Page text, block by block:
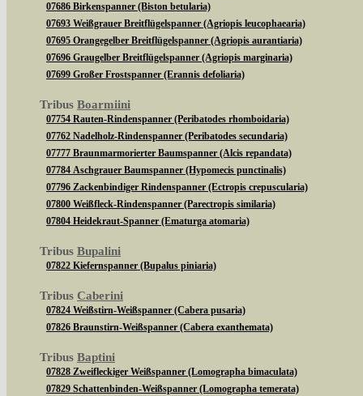
07686 Birkenspanner (Biston betularia)
07693 Weißgrauer Breitflügelspanner (Agriopis leucophaearia)
07695 Orangegelber Breitflügelspanner (Agriopis aurantiaria)
07696 Graugelber Breitflügelspanner (Agriopis marginaria)
07699 Großer Frostspanner (Erannis defoliaria)
Tribus Boarmiini
07754 Rauten-Rindenspanner (Peribatodes rhomboidaria)
07762 Nadelholz-Rindenspanner (Peribatodes secundaria)
07777 Braunmarmorierter Baumspanner (Alcis repandata)
07784 Aschgrauer Baumspanner (Hypomecis punctinalis)
07796 Zackenbindiger Rindenspanner (Ectropis crepuscularia)
07800 Weißfleck-Rindenspanner (Parectropis similaria)
07804 Heidekraut-Spanner (Ematurga atomaria)
Tribus Bupalini
07822 Kiefernspanner (Bupalus piniaria)
Tribus Caberini
07824 Weißstirn-Weißspanner (Cabera pusaria)
07826 Braunstirn-Weißspanner (Cabera exanthemata)
Tribus Baptini
07828 Zweifleckiger Weißspanner (Lomographa bimaculata)
07829 Schattenbinden-Weißspanner (Lomographa temerata)